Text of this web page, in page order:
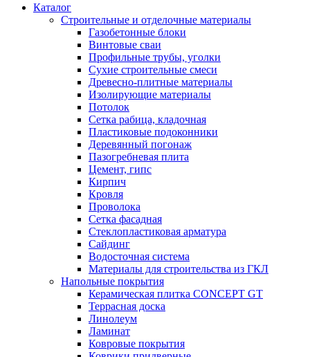
Каталог
Строительные и отделочные материалы
Газобетонные блоки
Винтовые сваи
Профильные трубы, уголки
Сухие строительные смеси
Древесно-плитные материалы
Изолирующие материалы
Потолок
Сетка рабица, кладочная
Пластиковые подоконники
Деревянный погонаж
Пазогребневая плита
Цемент, гипс
Кирпич
Кровля
Проволока
Сетка фасадная
Стеклопластиковая арматура
Сайдинг
Водосточная система
Материалы для строительства из ГКЛ
Напольные покрытия
Керамическая плитка CONCEPT GT
Террасная доска
Линолеум
Ламинат
Ковровые покрытия